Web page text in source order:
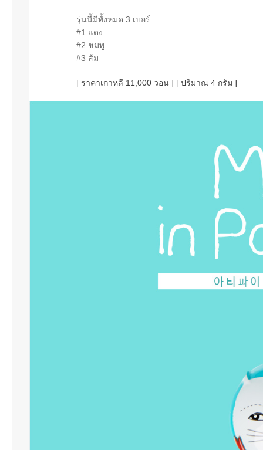
รุ่นนี้มีทั้งหมด 3 เบอร์
#1 แดง
#2 ชมพู
#3 ส้ม
[ ราคาเกาหลี 11,000 วอน ] [ ปริมาณ 4 กรัม ]